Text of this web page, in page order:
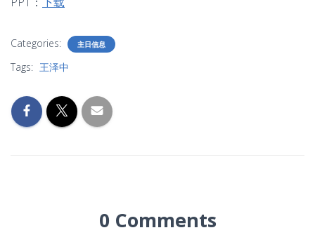
Categories: 主日信息
Tags: 王泽中
0 Comments